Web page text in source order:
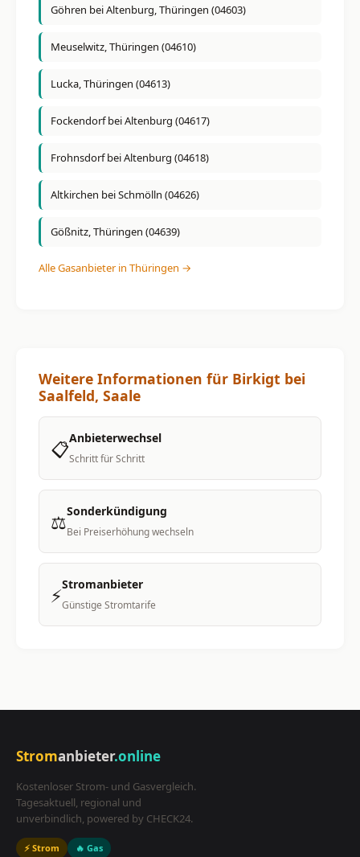
Göhren bei Altenburg, Thüringen (04603)
Meuselwitz, Thüringen (04610)
Lucka, Thüringen (04613)
Fockendorf bei Altenburg (04617)
Frohnsdorf bei Altenburg (04618)
Altkirchen bei Schmölln (04626)
Gößnitz, Thüringen (04639)
Alle Gasanbieter in Thüringen →
Weitere Informationen für Birkigt bei
Saalfeld, Saale
📋Anbieterwechsel
Schritt für Schritt
⚖️Sonderkündigung
Bei Preiserhöhung wechseln
⚡Stromanbieter
Günstige Stromtarife
Stromanbieter.online
Kostenloser Strom- und Gasvergleich.
Tagesaktuell, regional und
unverbindlich, powered by CHECK24.
⚡ Strom 🔥 Gas